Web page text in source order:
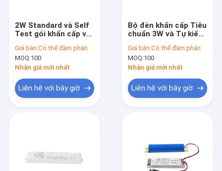
2W Standard và Self
Test gói khẩn cấp với
giờ và bảo hành 5
năm
Giá bán:Có thể đàm phán
MOQ:100
Nhận giá mới nhất
Liên hệ với bây giờ
Bộ đèn khẩn cấp Tiêu
chuẩn 3W và Tự kiểm
giờ và bảo hành 5
năm
Giá bán:Có thể đàm phán
MOQ:100
Nhận giá mới nhất
Liên hệ với bây giờ